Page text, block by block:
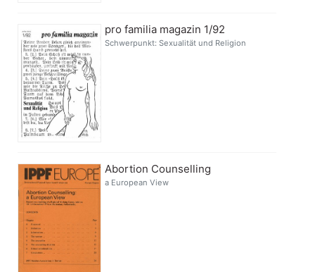
pro familia magazin 1/92
Schwerpunkt: Sexualität und Religion
Abortion Counselling
a European View